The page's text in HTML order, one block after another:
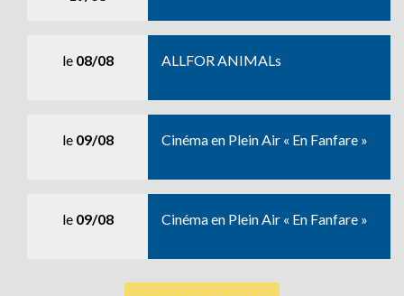
le 08/08 ALLFOR ANIMALs
le 09/08 Cinéma en Plein Air « En Fanfare »
le 09/08 Cinéma en Plein Air « En Fanfare »